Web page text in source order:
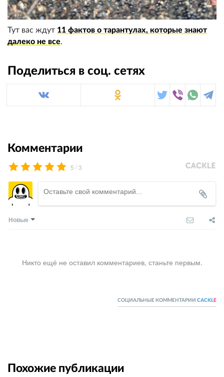
Тут вас ждут 11 фактов о тарантулах, которые знают
далеко не все.
Поделиться в соц. сетях
Комментарии
5 /3
Новые
Никто ещё не оставил комментариев, станьте первым.
СОЦИАЛЬНЫЕ КОММЕНТАРИИ CACKL E
Похожие публикации